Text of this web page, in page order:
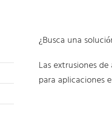
¿Busca una
Las extrusiones
para aplicaciones